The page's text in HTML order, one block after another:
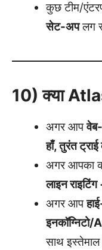
कुछ टीम/
सेट-अपलग
10) क्या
अगर आप
हाँ, तुरंत
अगर आपका
लाइन
अगर आप
साथ